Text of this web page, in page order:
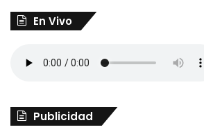
En Vivo
Publicidad